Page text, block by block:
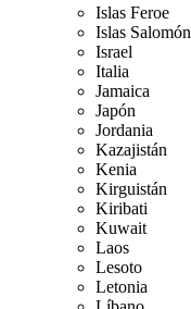
Islas Feroe
Islas Salomón
Israel
Italia
Jamaica
Japón
Jordania
Kazajistán
Kenia
Kirguistán
Kiribati
Kuwait
Laos
Lesoto
Letonia